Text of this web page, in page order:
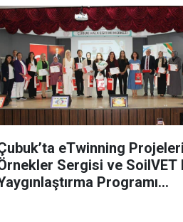
eTwinning
Sergisi ve SoilVET
Programı